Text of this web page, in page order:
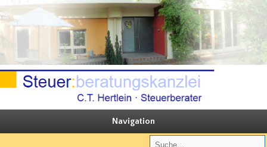
Steuerberatungskanzlei C.T. Hertlein
Sie steuern, wir beraten
Navigation